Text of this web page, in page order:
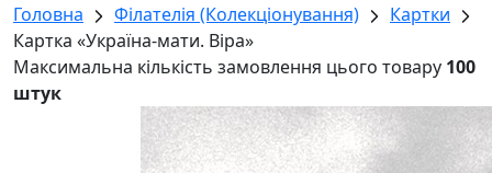
Головна
Філателія (Колекціонування)
Картки
Картка «Україна-мати. Віра»
Максимальна кількість замовлення цього товару 100
штук